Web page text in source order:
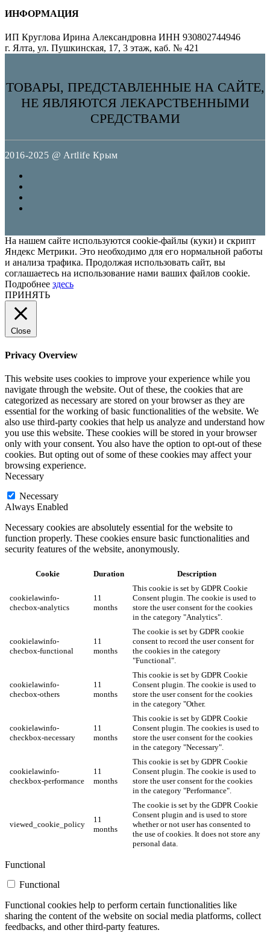
ИНФОРМАЦИЯ
ИП Круглова Ирина Александровна ИНН 930802744946
г. Ялта, ул. Пушкинская, 17, 3 этаж, каб. № 421
ТОВАРЫ, ПРЕДСТАВЛЕННЫЕ НА САЙТЕ,
НЕ ЯВЛЯЮТСЯ ЛЕКАРСТВЕННЫМИ
СРЕДСТВАМИ
2016-2025 @ Artlife Крым
На нашем сайте используются cookie-файлы (куки) и скрипт
Яндекс Метрики. Это необходимо для его нормальной работы
и анализа трафика. Продолжая использовать сайт, вы
соглашаетесь на использование нами ваших файлов cookie.
Подробнее здесь
ПРИНЯТЬ
Close
Privacy Overview
This website uses cookies to improve your experience while you
navigate through the website. Out of these, the cookies that are
categorized as necessary are stored on your browser as they are
essential for the working of basic functionalities of the website. We
also use third-party cookies that help us analyze and understand how
you use this website. These cookies will be stored in your browser
only with your consent. You also have the option to opt-out of these
cookies. But opting out of some of these cookies may affect your
browsing experience.
Necessary
Necessary
Always Enabled
Necessary cookies are absolutely essential for the website to
function properly. These cookies ensure basic functionalities and
security features of the website, anonymously.
Cookie Duration Description
cookielawinfo-
checbox-analytics
11
months
This cookie is set by GDPR Cookie
Consent plugin. The cookie is used to
store the user consent for the cookies
in the category "Analytics".
cookielawinfo-
checbox-functional
11
months
The cookie is set by GDPR cookie
consent to record the user consent for
the cookies in the category
"Functional".
cookielawinfo-
checbox-others
11
months
This cookie is set by GDPR Cookie
Consent plugin. The cookie is used to
store the user consent for the cookies
in the category "Other.
cookielawinfo-
checkbox-necessary
11
months
This cookie is set by GDPR Cookie
Consent plugin. The cookies is used to
store the user consent for the cookies
in the category "Necessary".
cookielawinfo-
checkbox-performance
11
months
This cookie is set by GDPR Cookie
Consent plugin. The cookie is used to
store the user consent for the cookies
in the category "Performance".
viewed_cookie_policy
11
months
The cookie is set by the GDPR Cookie
Consent plugin and is used to store
whether or not user has consented to
the use of cookies. It does not store any
personal data.
Functional
Functional
Functional cookies help to perform certain functionalities like
sharing the content of the website on social media platforms, collect
feedbacks, and other third-party features.